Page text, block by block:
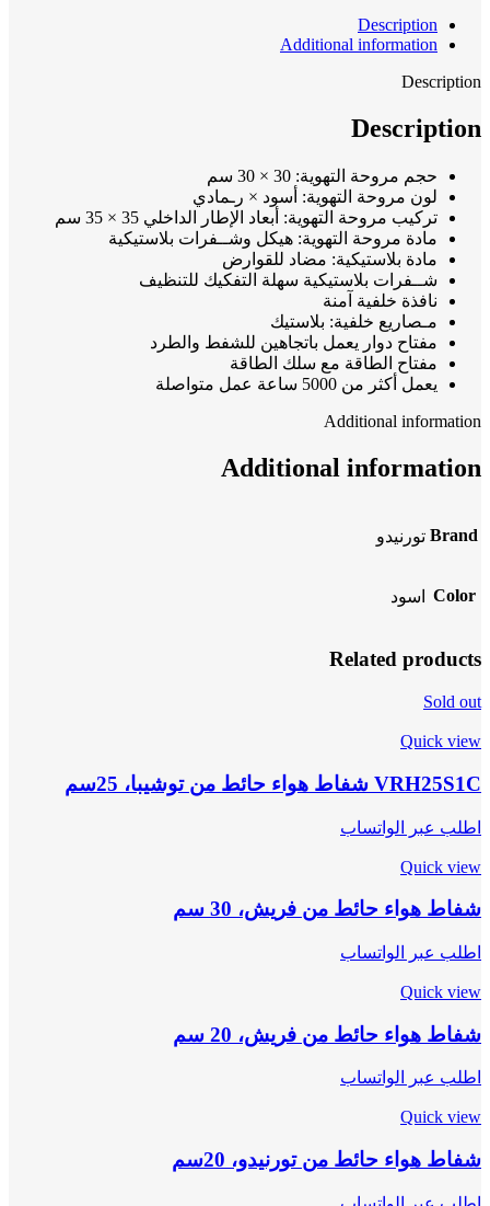
Description
Additional information
Description
Description
حجم مروحة التهوية: 30 × 30 سم
لون مروحة التهوية: أسود × رـمادي
تركيب مروحة التهوية: أبعاد الإطار الداخلي 35 × 35 سم
مادة مروحة التهوية: هيكل وشــفرات بلاستيكية
مادة بلاستيكية: مضاد للقوارض
شــفرات بلاستيكية سهلة التفكيك للتنظيف
نافذة خلفية آمنة
مـصاريع خلفية: بلاستيك
مفتاح دوار يعمل باتجاهين للشفط والطرد
مفتاح الطاقة مع سلك الطاقة
يعمل أكثر من 5000 ساعة عمل متواصلة
Additional information
Additional information
Brand تورنيدو
Color اسود
Related products
Sold out
Quick view
VRH25S1C شفاط هواء حائط من توشيبا، 25سم
اطلب عبر الواتساب
Quick view
شفاط هواء حائط من فريش، 30 سم
اطلب عبر الواتساب
Quick view
شفاط هواء حائط من فريش، 20 سم
اطلب عبر الواتساب
Quick view
شفاط هواء حائط من تورنيدو، 20سم